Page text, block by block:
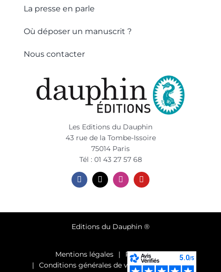
La presse en parle
Où déposer un manuscrit ?
Nous contacter
Les Editions du Dauphin
43 rue de la Tombe-Issoire
75014 Paris
Tél : 01 43 27 57 68
Editions du Dauphin ®
Mentions légales
Plan du site
Conditions générales de vente et d’utilisation